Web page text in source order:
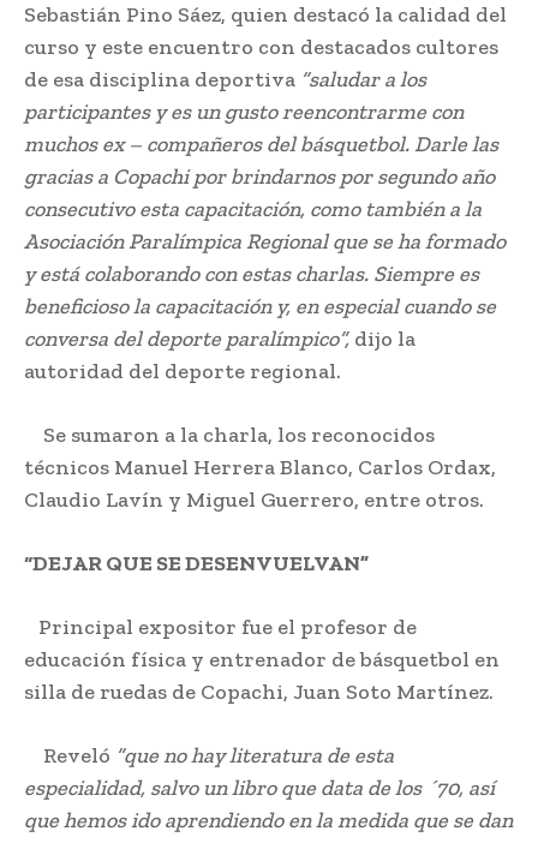
Sebastián Pino Sáez, quien destacó la calidad del
curso y este encuentro con destacados cultores
de esa disciplina deportiva “saludar a los
participantes y es un gusto reencontrarme con
muchos ex – compañeros del básquetbol. Darle las
gracias a Copachi por brindarnos por segundo año
consecutivo esta capacitación, como también a la
Asociación Paralímpica Regional que se ha formado
y está colaborando con estas charlas. Siempre es
beneficioso la capacitación y, en especial cuando se
conversa del deporte paralímpico”, dijo la
autoridad del deporte regional.
Se sumaron a la charla, los reconocidos
técnicos Manuel Herrera Blanco, Carlos Ordax,
Claudio Lavín y Miguel Guerrero, entre otros.
“DEJAR QUE SE DESENVUELVAN”
Principal expositor fue el profesor de
educación física y entrenador de básquetbol en
silla de ruedas de Copachi, Juan Soto Martínez.
Reveló “que no hay literatura de esta
especialidad, salvo un libro que data de los ´70, así
que hemos ido aprendiendo en la medida que se dan